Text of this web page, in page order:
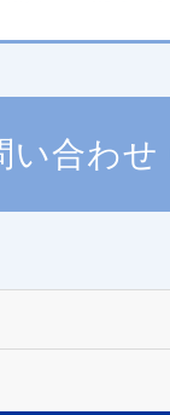
い合わせ